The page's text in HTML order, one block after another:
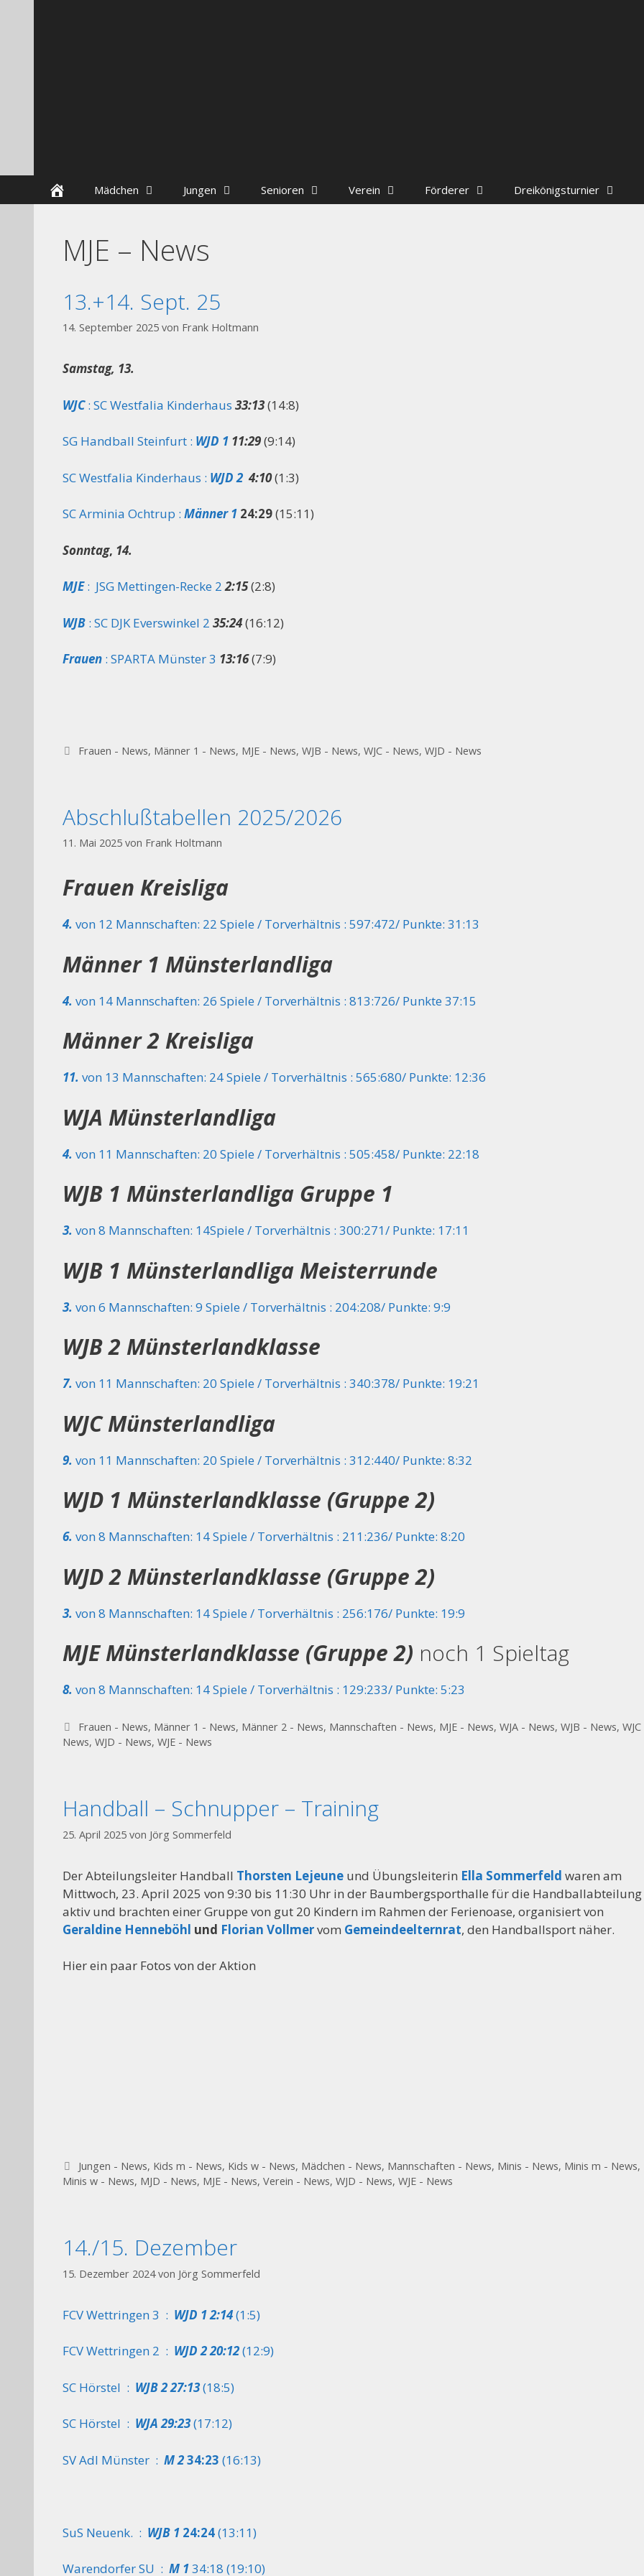
StartseiteMädchen Jungen Senioren Verein Förderer Dreikönigsturnier
MJE – News
13.+14. Sept. 25
14. September 2025 von Frank Holtmann
Samstag, 13.
WJC: SC Westfalia Kinderhaus 33:13(14:8)
SG Handball Steinfurt : WJD 1 11:29(9:14)
SC Westfalia Kinderhaus : WJD 2 4:10(1:3)
SC Arminia Ochtrup : Männer 1 24:29(15:11)
Sonntag, 14.
MJE: JSG Mettingen-Recke 2 2:15(2:8)
WJB : SC DJK Everswinkel 2 35:24(16:12)
Frauen : SPARTA Münster 3 13:16(7:9)
Kategorien
Frauen - News, Männer 1 - News, MJE - News, WJB - News, WJC - News, WJD - News
Abschlußtabellen 2025/2026
11. Mai 2025 von Frank Holtmann
Frauen Kreisliga
4. von 12 Mannschaften: 22 Spiele / Torverhältnis : 597:472/ Punkte: 31:13
Männer 1 Münsterlandliga
4. von 14 Mannschaften: 26 Spiele / Torverhältnis : 813:726/ Punkte 37:15
Männer 2 Kreisliga
11. von 13 Mannschaften: 24 Spiele / Torverhältnis : 565:680/ Punkte: 12:36
WJA Münsterlandliga
4. von 11 Mannschaften: 20 Spiele / Torverhältnis : 505:458/ Punkte: 22:18
WJB 1 Münsterlandliga Gruppe 1
3. von 8 Mannschaften: 14Spiele / Torverhältnis : 300:271/ Punkte: 17:11
WJB 1 Münsterlandliga Meisterrunde
3. von 6 Mannschaften: 9 Spiele / Torverhältnis : 204:208/ Punkte: 9:9
WJB 2 Münsterlandklasse
7. von 11 Mannschaften: 20 Spiele / Torverhältnis : 340:378/ Punkte: 19:21
WJC Münsterlandliga
9. von 11 Mannschaften: 20 Spiele / Torverhältnis : 312:440/ Punkte: 8:32
WJD 1 Münsterlandklasse (Gruppe 2)
6. von 8 Mannschaften: 14 Spiele / Torverhältnis : 211:236/ Punkte: 8:20
WJD 2 Münsterlandklasse (Gruppe 2)
3. von 8 Mannschaften: 14 Spiele / Torverhältnis : 256:176/ Punkte: 19:9
MJE Münsterlandklasse (Gruppe 2) noch 1 Spieltag
8. von 8 Mannschaften: 14 Spiele / Torverhältnis : 129:233/ Punkte: 5:23
Kategorien
Frauen - News, Männer 1 - News, Männer 2 - News, Mannschaften - News, MJE - News, WJA - News, WJB - News,
News, WJD - News, WJE - News
Handball – Schnupper – Training
25. April 2025 von Jörg Sommerfeld
Der Abteilungsleiter Handball Thorsten Lejeune und Übungsleiterin Ella Sommerfeld waren am
Mittwoch, 23. April 2025 von 9:30 bis 11:30 Uhr in der Baumbergsporthalle für die Handballabteilung
aktiv und brachten einer Gruppe von gut 20 Kindern im Rahmen der Ferienoase, organisiert von
Geraldine Henneböhl und Florian Vollmervom Gemeindeelternrat, den Handballsport näher.
Hier ein paar Fotos von der Aktion
Kategorien
Jungen - News, Kids m - News, Kids w - News, Mädchen - News, Mannschaften - News, Minis - News, Minis m - News,
Minis w - News, MJD - News, MJE - News, Verein - News, WJD - News, WJE - News
14./15. Dezember
15. Dezember 2024 von Jörg Sommerfeld
FCV Wettringen 3 : WJD 12:14(1:5)
FCV Wettringen 2 : WJD 220:12(12:9)
SC Hörstel : WJB 227:13(18:5)
SC Hörstel : WJA 29:23(17:12)
SV Adl Münster : M 234:23 (16:13)
SuS Neuenk. : WJB 1 24:24(13:11)
Warendorfer SU : M 134:18 (19:10)